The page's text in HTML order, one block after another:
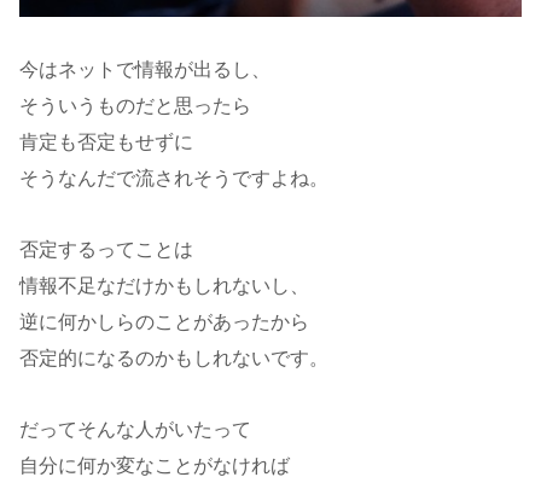
今はネットで情報が出るし、
そういうものだと思ったら
肯定も否定もせずに
そうなんだで流されそうですよね。
否定するってことは
情報不足なだけかもしれないし、
逆に何かしらのことがあったから
否定的になるのかもしれないです。
だってそんな人がいたって
自分に何か変なことがなければ